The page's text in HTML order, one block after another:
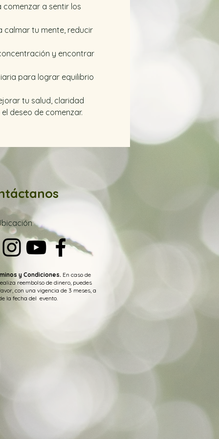
a sentir los
calmar tu mente, reducir
y encontrar
para lograr equilibrio
tu salud, claridad
deseo de comenzar.
ción
y Condiciones. En caso de
reembolso de dinero, puedes
con una vigencia de 3 meses, a
la fecha del evento.